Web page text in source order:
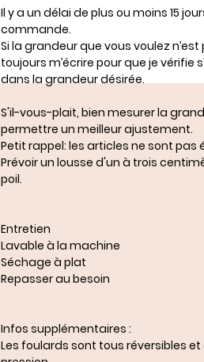
Il y a un délai de plus ou moins 15
commande.
Si la grandeur que vous voulez
toujours m’écrire pour que je vérifie
dans la grandeur désirée.
S'il-vous-plait, bien mesurer la
permettre un meilleur ajustement.
Petit rappel: les articles ne sont
Prévoir un lousse d'un à trois
poil.
Entretien
Lavable à la machine
Séchage à plat
Repasser au besoin
Infos supplémentaires :
Les foulards sont tous réversibles